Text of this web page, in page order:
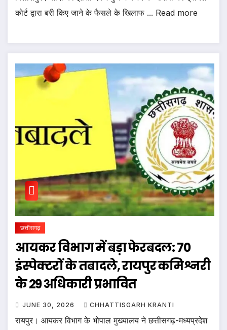
कोर्ट द्वारा बरी किए जाने के फैसले के खिलाफ ... Read more
छत्तीसगढ़
आयकर विभाग में बड़ा फेरबदल: 70
इंस्पेक्टरों के तबादले, रायपुर कमिश्नरी
के 29 अधिकारी प्रभावित
JUNE 30, 2026 CHHATTISGARH KRANTI
रायपुर। आयकर विभाग के भोपाल मुख्यालय ने छत्तीसगढ़-मध्यप्रदेश